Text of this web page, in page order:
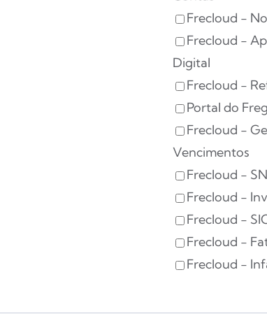
Frecloud -
Frecloud -
Digital
Frecloud -
Portal do
Frecloud -
Vencimentos
Frecloud -
Frecloud -
Frecloud -
Frecloud -
Frecloud -